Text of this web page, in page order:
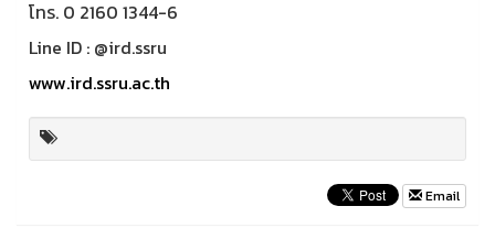
โทร. 0 2160 1344-6
Line ID : @ird.ssru
www.ird.ssru.ac.th
Email